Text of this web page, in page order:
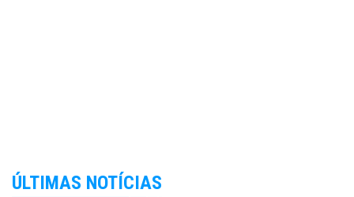
ÚLTIMAS NOTÍCIAS